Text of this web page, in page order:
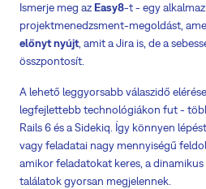
Ismerje meg az Easy8-t - egy
projektmenedzsment-megoldást,
előnyt nyújt, amit a Jira is, de a
összpontosít.
A lehető leggyorsabb válaszidő
legfejlettebb technológiákon fut -
Rails 6 és a Sidekiq. Így könnyen
vagy feladatai nagy mennyiségű
amikor feladatokat keres, a
találatok gyorsan megjelennek.